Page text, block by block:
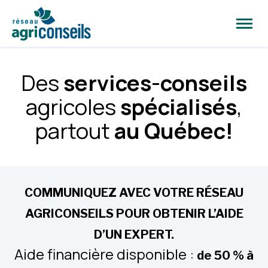
la
Desservices-conseils
agricolesspécialisés,
partoutau Québec!
COMMUNIQUEZ AVEC VOTRE RÉSEAU
AGRICONSEILS POUR OBTENIR L’AIDE
D’UN EXPERT.
Aide financière disponible : de 50 % à